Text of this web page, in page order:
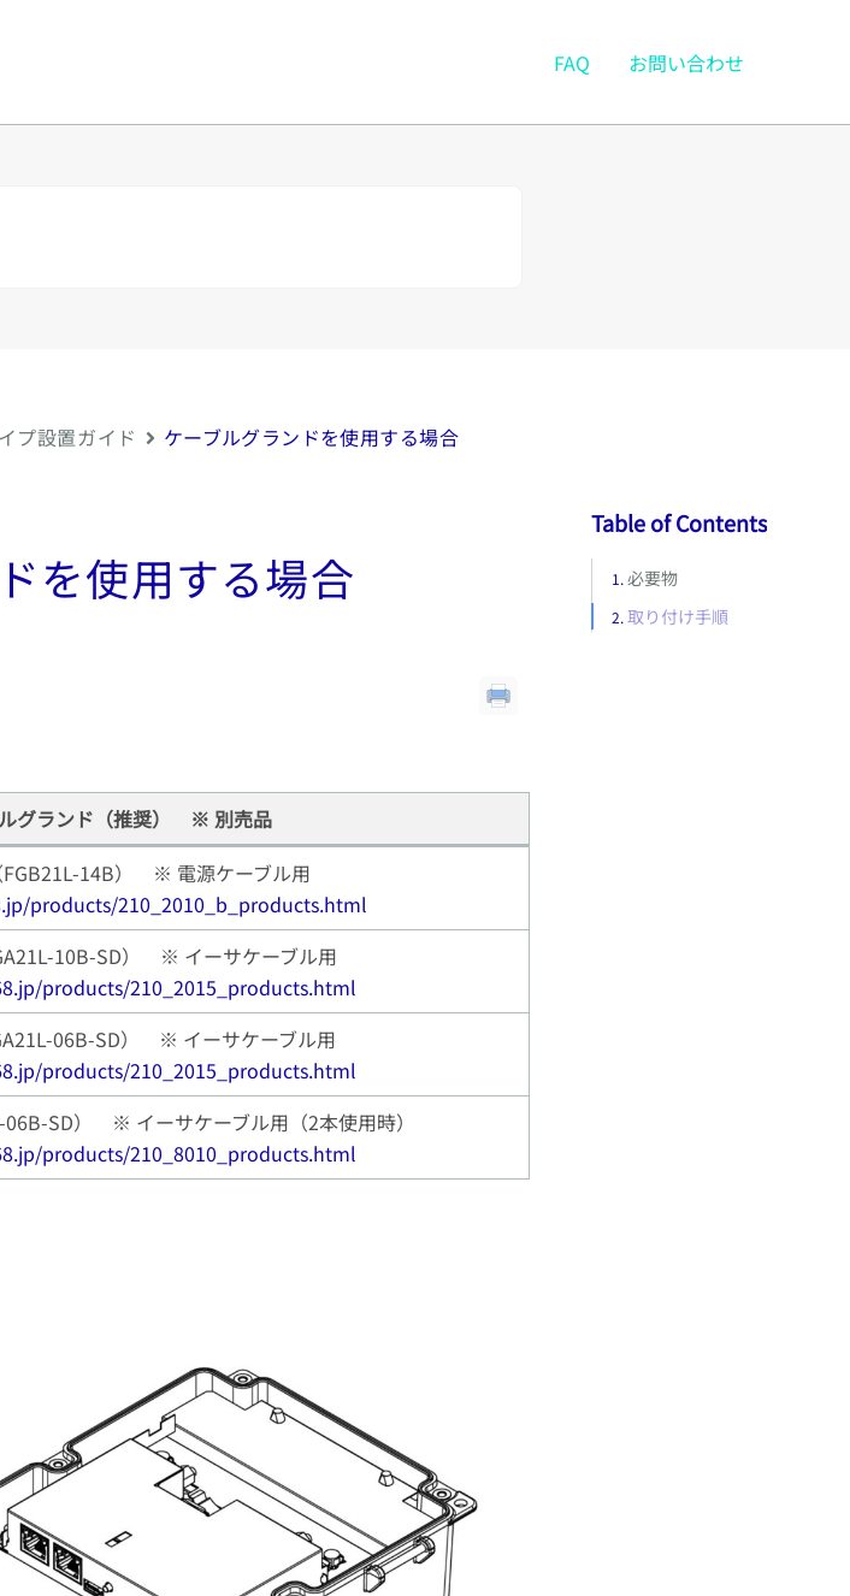
FAQ お問い合わせ
プ設置ガイド ケーブルグランドを使用する場合
を使用する場合
グランド（推奨） ※ 別売品
FGB21L-14B） ※ 電源ケーブル用
products/210_2010_b_products.html
10B-SD） ※ イーサケーブル用
products/210_2015_products.html
06B-SD） ※ イーサケーブル用
products/210_2015_products.html
06B-SD） ※ イーサケーブル用（2本使用時）
products/210_8010_products.html
Table of Contents
必要物
取り付け手順